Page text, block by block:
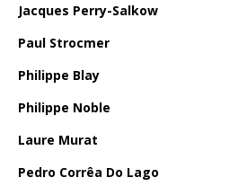
Jacques Perry-Salkow
Paul Strocmer
Philippe Blay
Philippe Noble
Laure Murat
Pedro Corrêa Do Lago